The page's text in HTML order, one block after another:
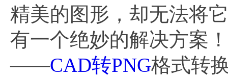
精美的图形，却无法将
有一个绝妙的解决方案
——CAD转PNG格式转